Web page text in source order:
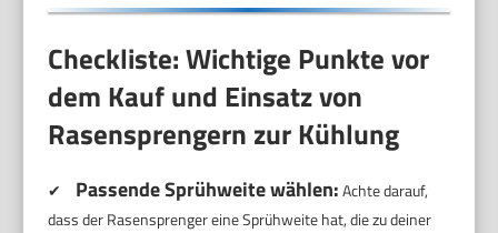
Checkliste: Wichtige Punkte vor
dem Kauf und Einsatz von
Rasensprengern zur Kühlung
✔ Passende Sprühweite wählen:Achte darauf,
dass der Rasensprenger eine Sprühweite hat, die zu deiner